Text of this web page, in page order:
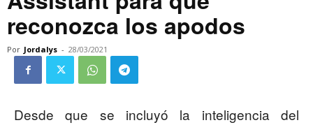
reconozca los apodos
Por Jordalys - 28/03/2021
Desde que se incluyó la inteligencia del